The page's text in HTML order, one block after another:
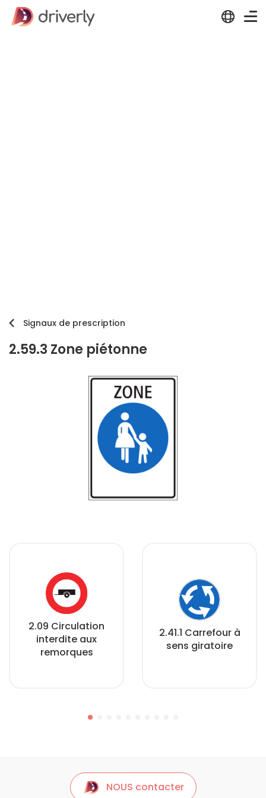
Signaux de prescription
2.59.3 Zone piétonne
2.09 Circulation
interdite aux
remorques
2.41.1 Carrefour à
sens giratoire
NOUS contacter